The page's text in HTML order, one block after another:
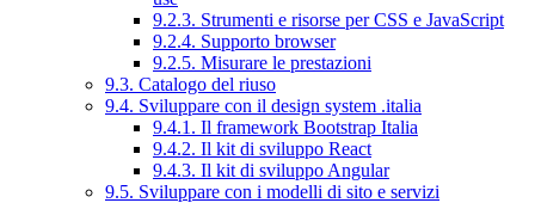
9.2.3. Strumenti e risorse per CSS e JavaScript
9.2.4. Supporto browser
9.2.5. Misurare le prestazioni
9.3. Catalogo del riuso
9.4. Sviluppare con il design system .italia
9.4.1. Il framework Bootstrap Italia
9.4.2. Il kit di sviluppo React
9.4.3. Il kit di sviluppo Angular
9.5. Sviluppare con i modelli di sito e servizi